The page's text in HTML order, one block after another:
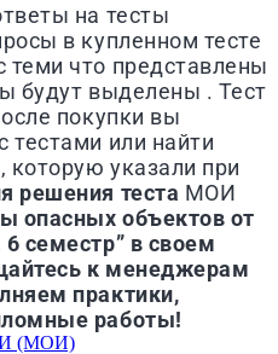
на тесты
в купленном тесте
что представлены
будут выделены . Тест
покупки вы
тестами или найти
которую указали при
решения теста МОИ
опасных объектов от
семестр” в своем
к менеджерам
практики,
работы!
(МОИ)